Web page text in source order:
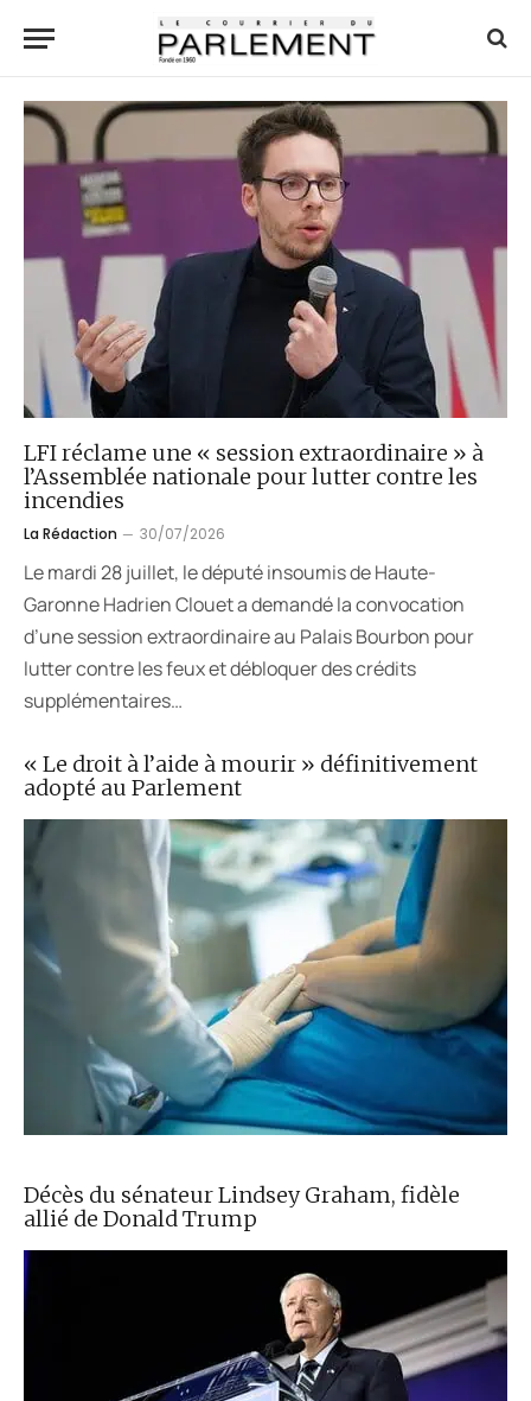
« Le droit à l’aide à mourir » définitivement
adopté au Parlement
Décès du sénateur Lindsey Graham, fidèle
allié de Donald Trump
LFI réclame une « session extraordinaire » à
l’Assemblée nationale pour lutter contre les
incendies
La Rédaction 30/07/2026
Le mardi 28 juillet, le député insoumis de Haute-
Garonne Hadrien Clouet a demandé la convocation
d’une session extraordinaire au Palais Bourbon pour
lutter contre les feux et débloquer des crédits
supplémentaires…